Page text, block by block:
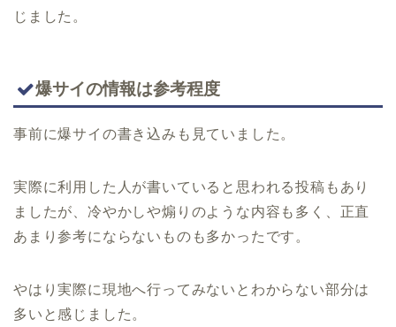
じました。
爆サイの情報は参考程度
事前に爆サイの書き込みも見ていました。
実際に利用した人が書いていると思われる投稿もあり
ましたが、冷やかしや煽りのような内容も多く、正直
あまり参考にならないものも多かったです。
やはり実際に現地へ行ってみないとわからない部分は
多いと感じました。